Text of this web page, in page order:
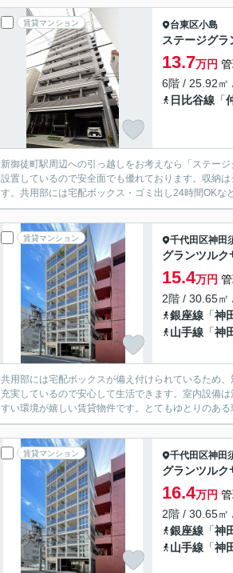
賃貸マンション 台東区小島
ステージグ
13.7万円
6階 / 25.92㎡
日比谷線 「
新御徒町駅周辺への引っ越しをお考えなら「ステー
設置しているので安全面でも優れております。収納
す。共用部には宅配ボックス・ゴミ出し24時間OK
賃貸マンション 千代田区神田
グランツル
15.4万円
2階 / 30.65㎡
銀座線 「神
山手線 「神
共用部には宅配ボックスが備え付けられているため
充実しているので安心して生活できます。室内設備
すい環境が嬉しい賃貸物件です。とてもゆとりのあ
賃貸マンション 千代田区神田
グランツル
16.4万円
2階 / 30.65㎡
銀座線 「神
山手線 「神